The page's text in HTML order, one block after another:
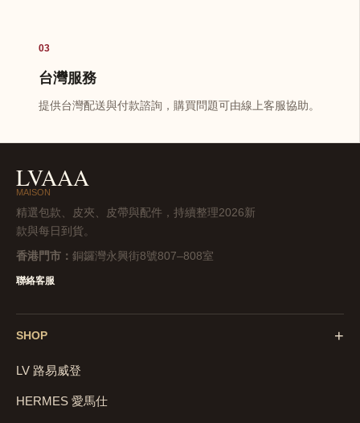
03
台灣服務
提供台灣配送與付款諮詢，購買問題可由線上客服協助。
LVAAA
MAISON
精選包款、皮夾、皮帶與配件，持續整理2026新
款與每日到貨。
香港門市： 銅鑼灣永興街8號807–808室
聯絡客服
SHOP +
LV 路易威登
HERMES 愛馬仕